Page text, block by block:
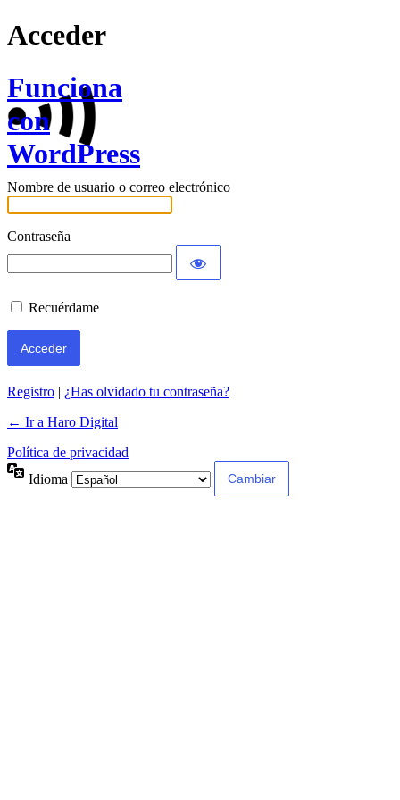
Acceder
Funciona
con
WordPress
Nombre de usuario o correo electrónico
Contraseña
Recuérdame
Registro | ¿Has olvidado tu contraseña?
← Ir a Haro Digital
Política de privacidad
Idioma